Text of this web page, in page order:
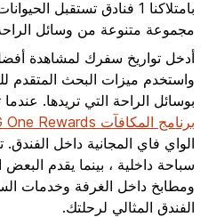
مجموعة متنوعة من وسائل
أدخل تواريخ سفرك لمشاهدة
واستخدم ميزات البحث المتقدم
بوسائل الراحة التي تريدها.
برنامج المكافآت IHG One Rewards
الواي فاي المجانية داخل
سباحة داخلية ، بينما يقدم
ومطابخ داخل الغرفة وخدمات
الفندق المثالي لرحلتك.